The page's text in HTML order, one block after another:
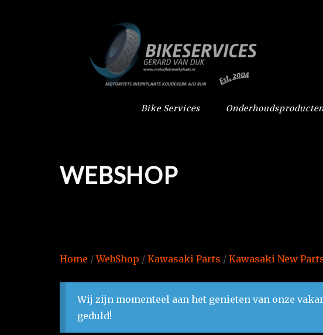
Bike Services
WEBSHOP
Home /WebShop / Kawasaki Parts / Kawasaki New
Wij zijn momenteel aan het genieten van onze
geduld!